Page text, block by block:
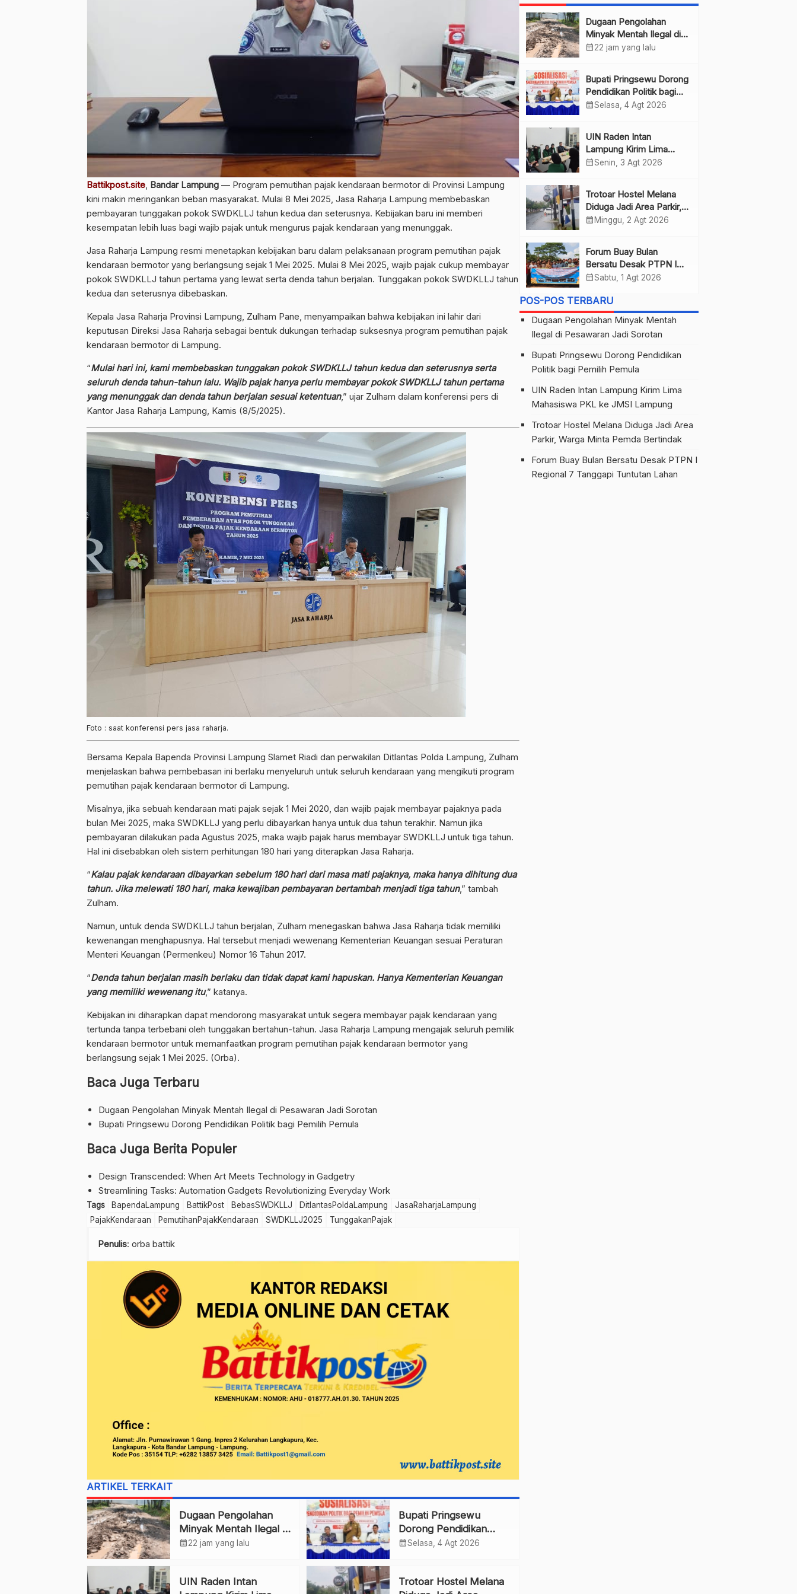
Battikpost.site Bandar Lampung — Program pemutihan pajak kendaraan bermotor di Provinsi Lampung
kini makin meringankan beban masyarakat. Mulai 8 Mei 2025, Jasa Raharja Lampung membebaskan
pembayaran tunggakan pokok SWDKLLJ tahun kedua dan seterusnya. Kebijakan baru ini memberi
kesempatan lebih luas bagi wajib pajak untuk mengurus pajak kendaraan yang menunggak.
Jasa Raharja Lampung resmi menetapkan kebijakan baru dalam pelaksanaan program pemutihan pajak
kendaraan bermotor yang berlangsung sejak 1 Mei 2025. Mulai 8 Mei 2025, wajib pajak cukup membayar
pokok SWDKLLJ tahun pertama yang lewat serta denda tahun berjalan. Tunggakan pokok SWDKLLJ tahun
kedua dan seterusnya dibebaskan.
Kepala Jasa Raharja Provinsi Lampung, Zulham Pane, menyampaikan bahwa kebijakan ini lahir dari
keputusan Direksi Jasa Raharja sebagai bentuk dukungan terhadap suksesnya program pemutihan pajak
kendaraan bermotor di Lampung.
“Mulai hari ini, kami membebaskan tunggakan pokok SWDKLLJ tahun kedua dan seterusnya serta
seluruh denda tahun-tahun lalu. Wajib pajak hanya perlu membayar pokok SWDKLLJ tahun pertama
yang menunggak dan denda tahun berjalan sesuai ketentuan,” ujar Zulham dalam konferensi pers di
Kantor Jasa Raharja Lampung, Kamis (8/5/2025).
Foto : saat konferensi pers jasa raharja.
Bersama Kepala Bapenda Provinsi Lampung Slamet Riadi dan perwakilan Ditlantas Polda Lampung, Zulham
menjelaskan bahwa pembebasan ini berlaku menyeluruh untuk seluruh kendaraan yang mengikuti program
pemutihan pajak kendaraan bermotor di Lampung.
Misalnya, jika sebuah kendaraan mati pajak sejak 1 Mei 2020, dan wajib pajak membayar pajaknya pada
bulan Mei 2025, maka SWDKLLJ yang perlu dibayarkan hanya untuk dua tahun terakhir. Namun jika
pembayaran dilakukan pada Agustus 2025, maka wajib pajak harus membayar SWDKLLJ untuk tiga tahun.
Hal ini disebabkan oleh sistem perhitungan 180 hari yang diterapkan Jasa Raharja.
“Kalau pajak kendaraan dibayarkan sebelum 180 hari dari masa mati pajaknya, maka hanya dihitung dua
tahun. Jika melewati 180 hari, maka kewajiban pembayaran bertambah menjadi tiga tahun,” tambah
Zulham.
Namun, untuk denda SWDKLLJ tahun berjalan, Zulham menegaskan bahwa Jasa Raharja tidak memiliki
kewenangan menghapusnya. Hal tersebut menjadi wewenang Kementerian Keuangan sesuai Peraturan
Menteri Keuangan (Permenkeu) Nomor 16 Tahun 2017.
“Denda tahun berjalan masih berlaku dan tidak dapat kami hapuskan. Hanya Kementerian Keuangan
yang memiliki wewenang itu,” katanya.
Kebijakan ini diharapkan dapat mendorong masyarakat untuk segera membayar pajak kendaraan yang
tertunda tanpa terbebani oleh tunggakan bertahun-tahun. Jasa Raharja Lampung mengajak seluruh pemilik
kendaraan bermotor untuk memanfaatkan program pemutihan pajak kendaraan bermotor yang
berlangsung sejak 1 Mei 2025. (Orba).
Baca Juga Terbaru
Dugaan Pengolahan Minyak Mentah Ilegal di Pesawaran Jadi Sorotan
Bupati Pringsewu Dorong Pendidikan Politik bagi Pemilih Pemula
Baca Juga Berita Populer
Design Transcended: When Art Meets Technology in Gadgetry
Streamlining Tasks: Automation Gadgets Revolutionizing Everyday Work
Tags BapendaLampung BattikPost BebasSWDKLLJ DitlantasPoldaLampung
JasaRaharjaLampung
PajakKendaraan
PemutihanPajakKendaraan SWDKLLJ2025 TunggakanPajak
Penulis: orba battik
ARTIKEL TERKAIT
Dugaan Pengolahan
Minyak Mentah Ilegal di
Pesawaran Jadi
calendar_month22 jam yang lalu
Bupati Pringsewu
Dorong Pendidikan
Politik bagi Pemilih
calendar_monthSelasa, 4 Agt 2026
UIN Raden Intan
Trotoar Hostel Melana
Dugaan Pengolahan
Minyak Mentah Ilegal di
Pesawaran Jadi Sorotan
calendar_month22 jam yang lalu
Bupati Pringsewu Dorong
Pendidikan Politik bagi
Pemilih Pemula
calendar_monthSelasa, 4 Agt 2026
UIN Raden Intan
Lampung Kirim Lima
Mahasiswa PKL ke JMSI
calendar_monthSenin, 3 Agt 2026
Trotoar Hostel Melana
Diduga Jadi Area Parkir,
Warga Minta Pemda
calendar_month Minggu, 2 Agt 2026
Forum Buay Bulan
Bersatu Desak PTPN I
Regional 7 Tanggapi
calendar_monthSabtu, 1 Agt 2026
POS-POS TERBARU
Dugaan Pengolahan Minyak Mentah
Ilegal di Pesawaran Jadi Sorotan
Bupati Pringsewu Dorong Pendidikan
Politik bagi Pemilih Pemula
UIN Raden Intan Lampung Kirim Lima
Mahasiswa PKL ke JMSI Lampung
Trotoar Hostel Melana Diduga Jadi Area
Parkir, Warga Minta Pemda Bertindak
Forum Buay Bulan Bersatu Desak PTPN I
Regional 7 Tanggapi Tuntutan Lahan